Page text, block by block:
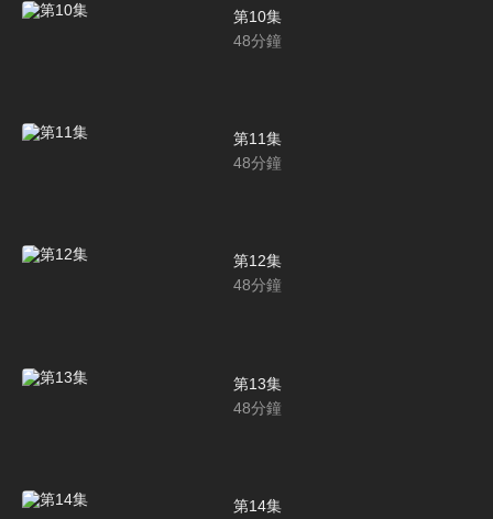
第10集
48分鐘
第11集
48分鐘
第12集
48分鐘
第13集
48分鐘
第14集